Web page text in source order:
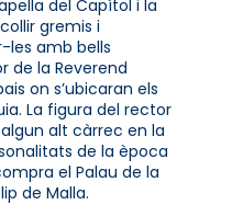
del Capítol i la
gremis i
les amb bells
de la Reverend
on s’ubicaran els
La figura del rector
alt càrrec en la
de la època
el Palau de la
de Malla.